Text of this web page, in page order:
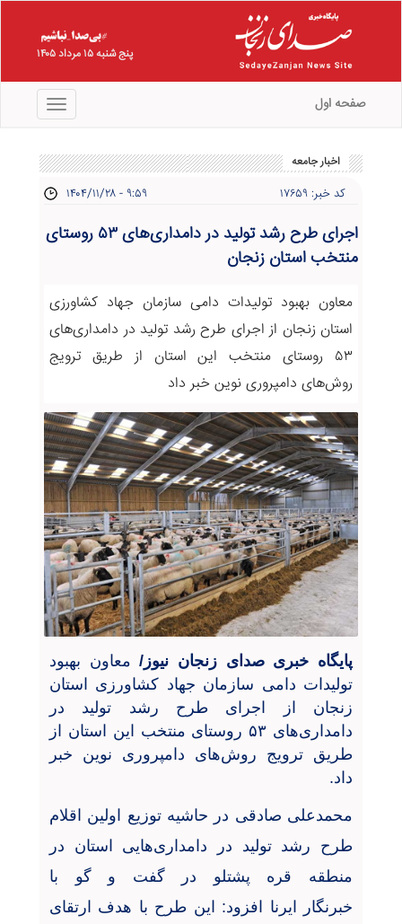
پنج شنبه ۱۵ مرداد ۱۴۰۵
منو صفحه اول
اخبار جامعه
کد خبر: ۱۷۶۵۹ ۱۴۰۴/۱۱/۲۸ - ۹:۵۹
اجرای طرح رشد تولید در دامداری‌های ۵۳ روستای
منتخب استان زنجان
معاون بهبود تولیدات دامی سازمان جهاد کشاورزی
استان زنجان از اجرای طرح رشد تولید در دامداری‌های
۵۳ روستای منتخب این استان از طریق ترویج
روش‌های دامپروری نوین خبر داد
پایگاه خبری صدای زنجان نیوز/معاون بهبود
تولیدات دامی سازمان جهاد کشاورزی استان
زنجان
از اجرای طرح رشد تولید در
دامداری‌های ۵۳ روستای منتخب این استان از
طریق ترویج روش‌های دامپروری نوین خبر
داد.
محمدعلی صادقی در حاشیه توزیع اولین اقلام
طرح رشد تولید در دامداری‌هایی استان در
منطقه قره پشتلو در گفت و گو با
خبرنگار
ایرنا
افزود: این طرح با هدف ارتقای